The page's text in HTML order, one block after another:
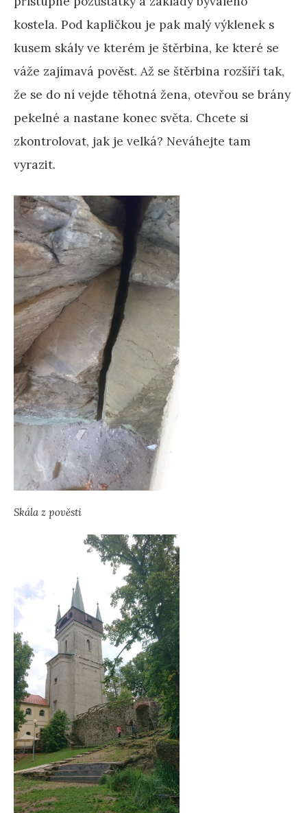
kostela. Pod kapličkou je pak malý výklenek s
kusem skály ve kterém je štěrbina, ke které se
váže zajímavá pověst. Až se štěrbina rozšíří tak,
že se do ní vejde těhotná žena, otevřou se brány
pekelné a nastane konec světa. Chcete si
zkontrolovat, jak je velká? Neváhejte tam
vyrazit.
Skála z pověsti